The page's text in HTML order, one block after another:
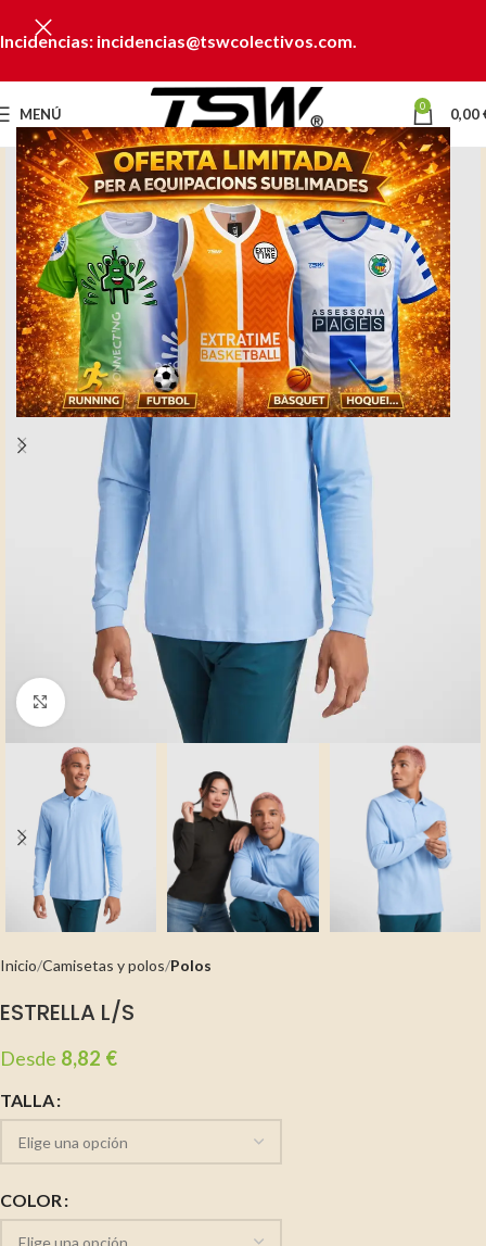
Incidencias: incidencias@tswcolectivos.com.
MENÚ 0 0,00
Clic para ampliar
Inicio Camisetas y polos Polos
ESTRELLA L/S
Desde 8,82 €
TALLA
COLOR